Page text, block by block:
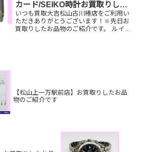
カード/SEIKO時計お買取りしま
した
いつも買取大吉松山古川椿店をご利用い
ただきありがとうございます！🔆先日お
買取りしたお品物のご紹介です。 ルイヴ
【松山上一万駅前店】お買取りしたお品
物のご紹介です